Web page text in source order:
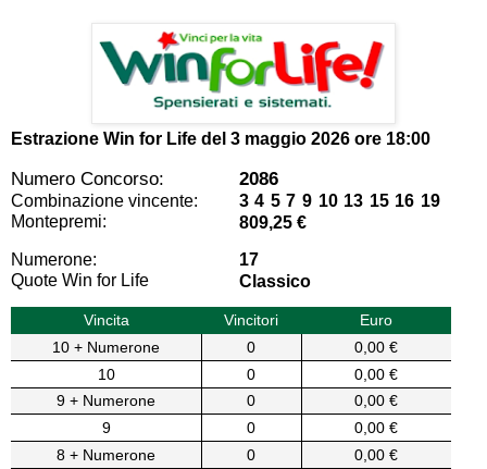
Estrazione Win for Life del 3 maggio 2026 ore 18:00
Numero Concorso: 2086
Combinazione vincente:
3 4 5 7 9 10 13 15 16 19
Montepremi:
809,25 €
Numerone:
17
Quote Win for Life
Classico
Vincita Vincitori
Euro
10 + Numerone
0
0,00 €
10
0
0,00 €
9 + Numerone
0
0,00 €
9
0
0,00 €
8 + Numerone
0
0,00 €